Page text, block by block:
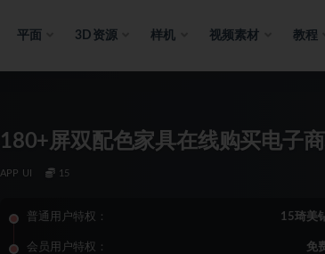
平面 3D资源 样机 视频素材 教程
180+屏双配色家具在线购买电子
APP UI 15
普通用户特权： 15琦美
会员用户特权： 免